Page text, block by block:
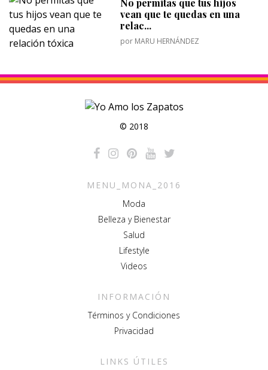
vean que te quedas en una
relac...
por MARU HERNÁNDEZ
© 2018
MENU_MONA_2016
Moda
Belleza y Bienestar
Salud
Lifestyle
Videos
INFORMACIÓN
Términos y Condiciones
Privacidad
LINKS ÚTILES